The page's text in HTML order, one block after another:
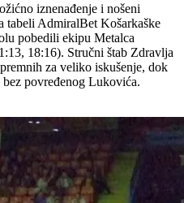
iznenađenje i nošeni
tabeli AdmiralBet Košarkaške
pobedili ekipu Metalca
18:16). Stručni štab Zdravlja
za veliko iskušenje, dok
povređenog Lukovića.